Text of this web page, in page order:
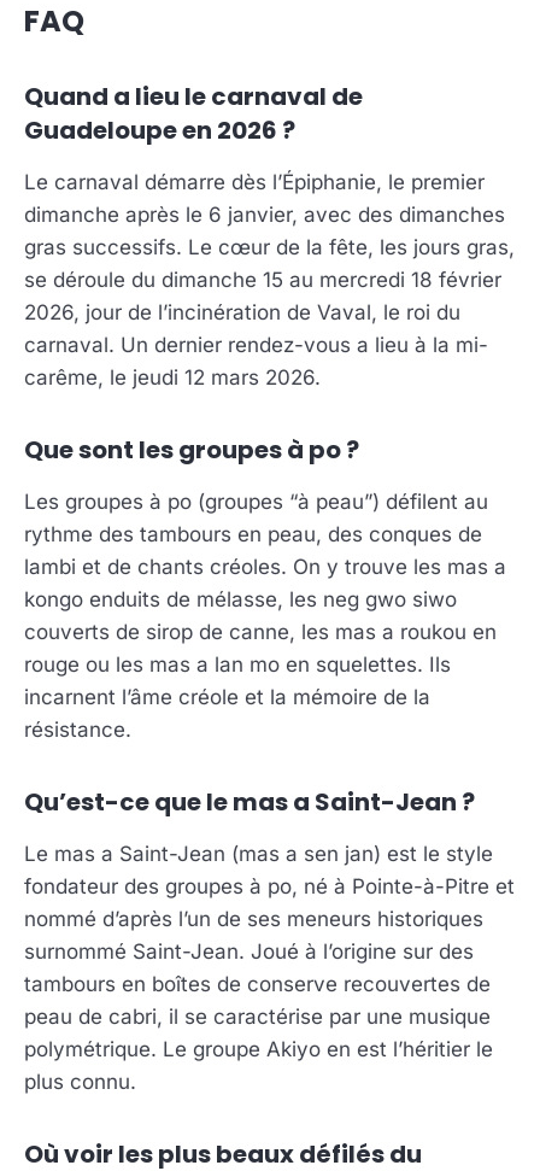
FAQ
Quand a lieu le carnaval de
Guadeloupe en 2026 ?
Le carnaval démarre dès l’Épiphanie, le premier
dimanche après le 6 janvier, avec des dimanches
gras successifs. Le cœur de la fête, les jours gras,
se déroule du dimanche 15 au mercredi 18 février
2026, jour de l’incinération de Vaval, le roi du
carnaval. Un dernier rendez-vous a lieu à la mi-
carême, le jeudi 12 mars 2026.
Que sont les groupes à po ?
Les groupes à po (groupes “à peau”) défilent au
rythme des tambours en peau, des conques de
lambi et de chants créoles. On y trouve les mas a
kongo enduits de mélasse, les neg gwo siwo
couverts de sirop de canne, les mas a roukou en
rouge ou les mas a lan mo en squelettes. Ils
incarnent l’âme créole et la mémoire de la
résistance.
Qu’est-ce que le mas a Saint-Jean ?
Le mas a Saint-Jean (mas a sen jan) est le style
fondateur des groupes à po, né à Pointe-à-Pitre et
nommé d’après l’un de ses meneurs historiques
surnommé Saint-Jean. Joué à l’origine sur des
tambours en boîtes de conserve recouvertes de
peau de cabri, il se caractérise par une musique
polymétrique. Le groupe Akiyo en est l’héritier le
plus connu.
Où voir les plus beaux défilés du